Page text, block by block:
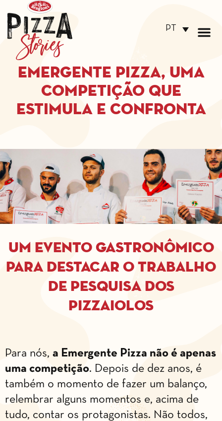
PT
Emergente Pizza, uma
competição que
estimula e confronta
Um evento gastronômico
para destacar o trabalho
de pesquisa dos
pizzaiolos
Para nós, a Emergente Pizza não é apenas
uma competição. Depois de dez anos, é
também o momento de fazer um balanço,
relembrar alguns momentos e, acima de
tudo, contar os protagonistas. Não todos,